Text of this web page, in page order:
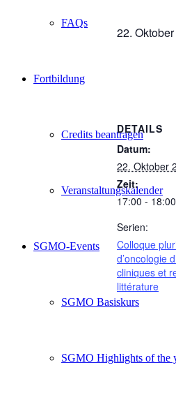
FAQs
Fortbildung
Credits beantragen
Veranstaltungskalender
SGMO-Events
SGMO Basiskurs
SGMO Highlights of the
22.
DETAILS
Datum:
22. Oktober
Zeit:
17:00 - 18:00
Serien:
Colloque
d’oncologie
cliniques et
littérature